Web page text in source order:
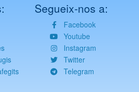
Segueix-nos a:
Facebook
Youtube
Instagram
Twitter
Telegram